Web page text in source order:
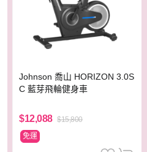
Johnson 喬山 HORIZON 3.0S
C 藍芽飛輪健身車
$12,088 $15,800
免運